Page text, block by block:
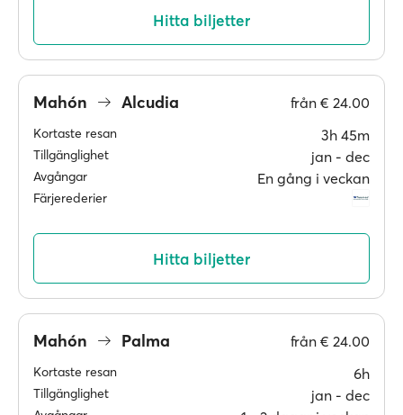
Hitta biljetter
Mahón Alcudia från € 24.00
Kortaste resan 3h 45m
Tillgänglighet jan ‐ dec
Avgångar En gång i veckan
Färjerederier
Hitta biljetter
Mahón Palma från € 24.00
Kortaste resan 6h
Tillgänglighet jan ‐ dec